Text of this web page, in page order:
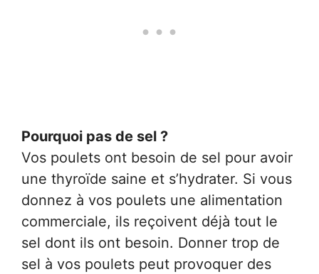
Pourquoi pas de sel ?
Vos poulets ont besoin de sel pour avoir
une thyroïde saine et s’hydrater. Si vous
donnez à vos poulets une alimentation
commerciale, ils reçoivent déjà tout le
sel dont ils ont besoin. Donner trop de
sel à vos poulets peut provoquer des